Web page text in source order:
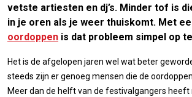
vetste artiesten en dj’s. Minder tof is
in je oren als je weer thuiskomt. Met
oordoppen is dat probleem simpel op
Het is de afgelopen jaren wel wat beter
steeds zijn er genoeg mensen die de
Meer dan de helft van de festivalgangers heeft